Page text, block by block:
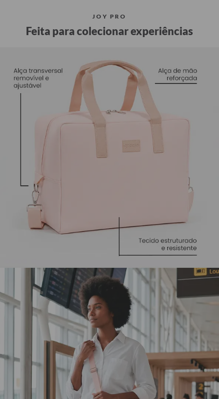
JOY PRO
Feita para colecionar experiências